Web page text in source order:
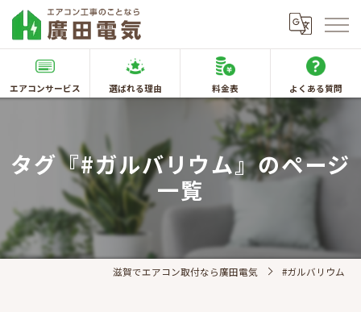
エアコンサービス 選ばれる理由 料金表 よくある質問
タグ『#ガルバリウム』のページ
一覧
滋賀でエアコン取付なら廣田電気 #ガルバリウム